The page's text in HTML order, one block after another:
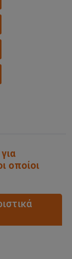
οποίοι